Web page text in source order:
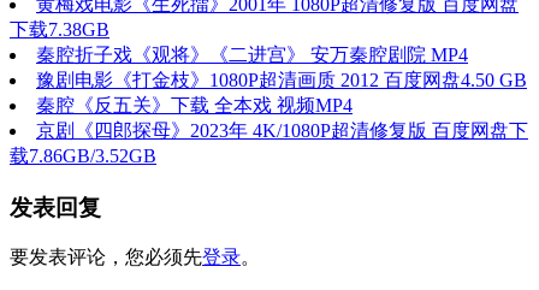
下载7.38GB
秦腔折子戏《观将》《二进宫》 安万秦腔剧院 MP4
豫剧电影《打金枝》1080P超清画质 2012 百度网盘4.50 GB
秦腔《反五关》下载 全本戏 视频MP4
京剧《四郎探母》2023年 4K/1080P超清修复版 百度网盘下
载7.86GB/3.52GB
发表回复
要发表评论，您必须先登录。